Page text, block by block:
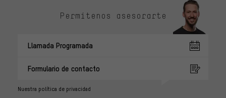
Permítenos asesorarte
Llamada Programada
Formulario de contacto
Nuestra política de privacidad